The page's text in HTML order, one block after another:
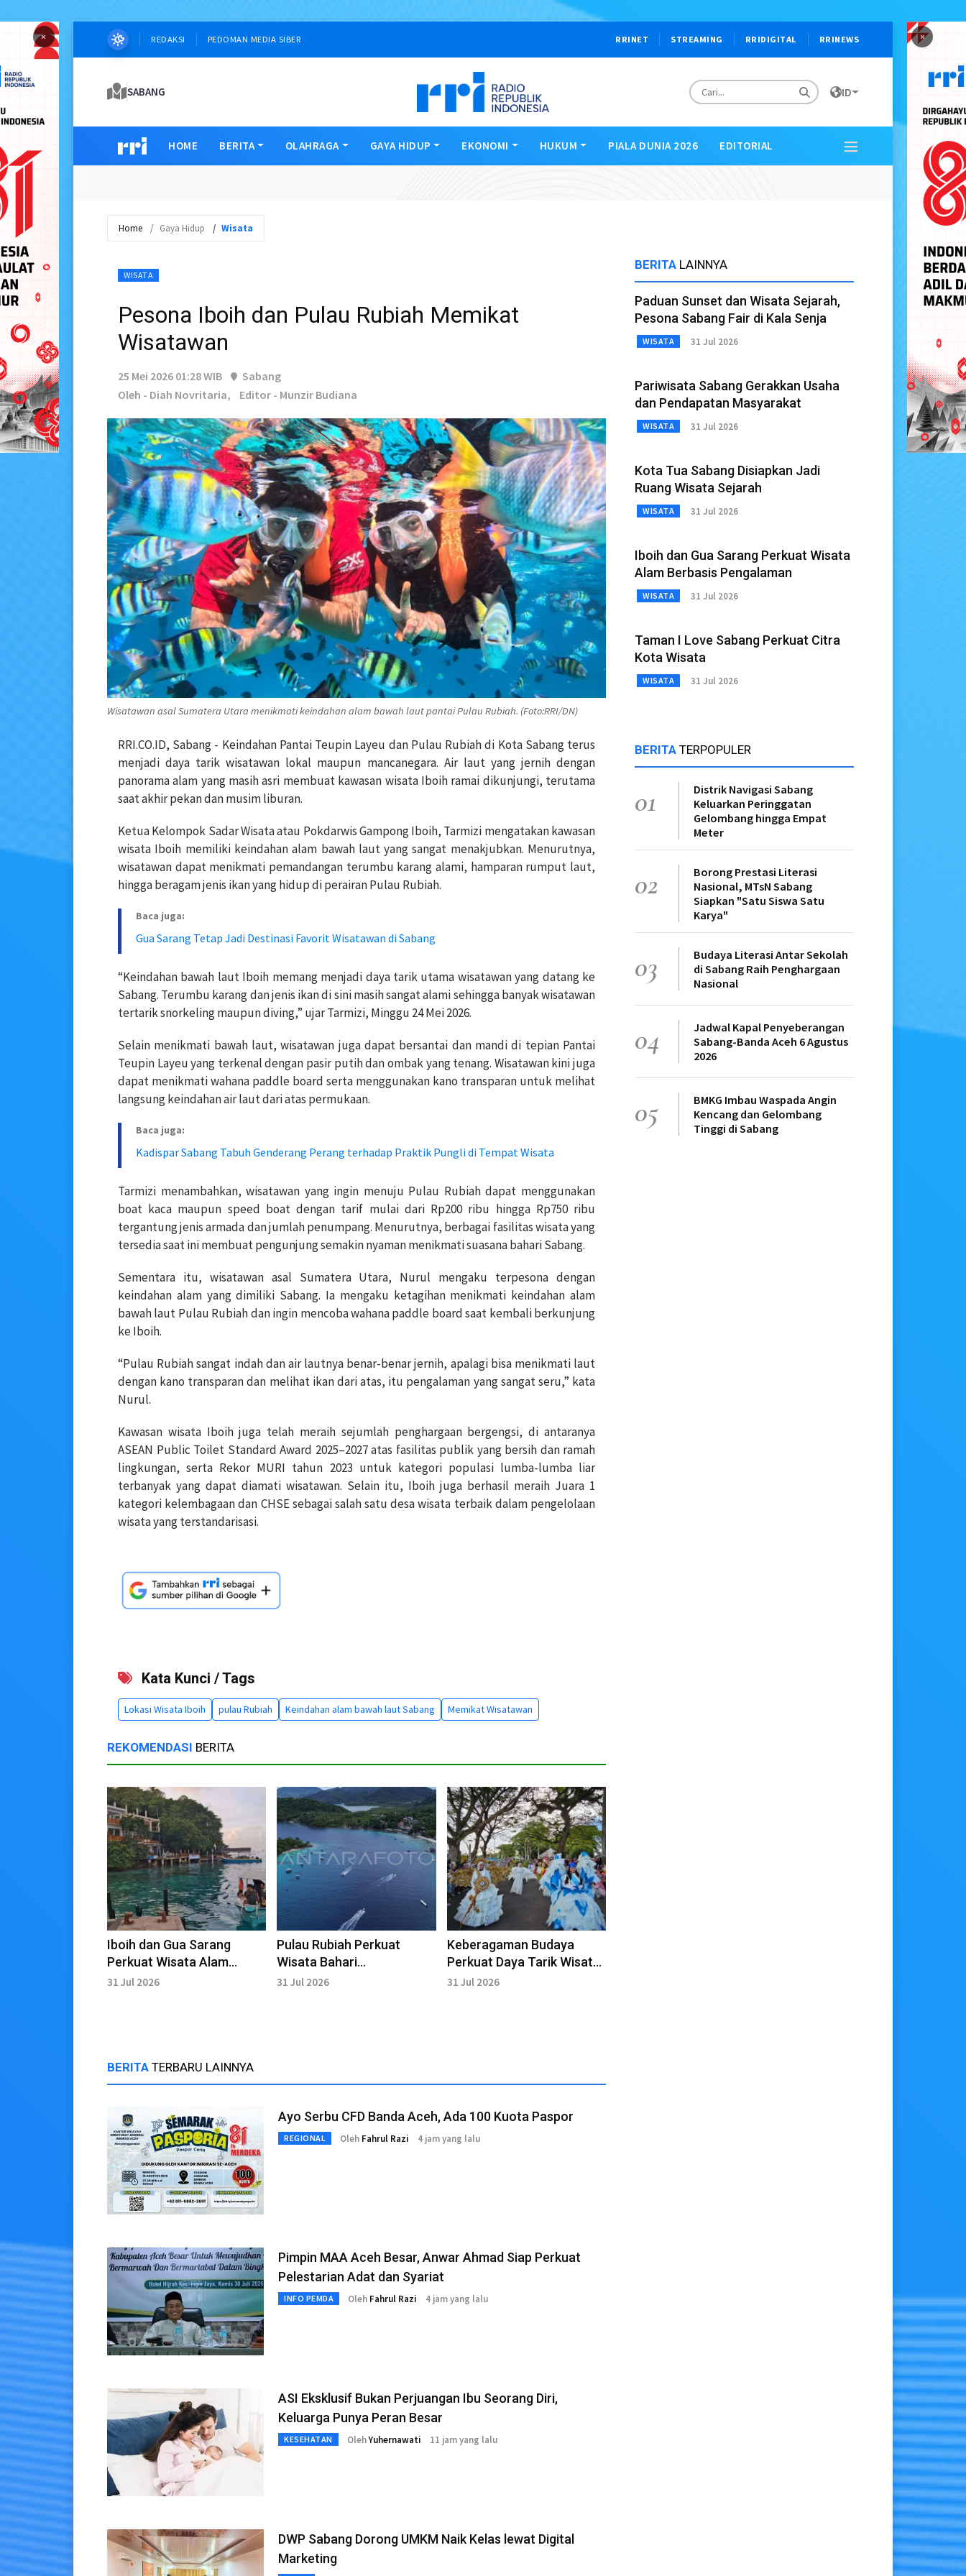
× ×
REDAKSI PEDOMAN MEDIA SIBER RRINET STREAMING RRIDIGITAL RRINEWS
SABANG ID
HOME BERITA OLAHRAGA GAYA HIDUP EKONOMI HUKUM PIALA DUNIA 2026 EDITORIAL
Home Gaya Hidup Wisata
WISATA
Pesona Iboih dan Pulau Rubiah Memikat
Wisatawan
25 Mei 2026 01:28 WIB
Sabang
Oleh - Diah Novritaria,
Editor - Munzir Budiana
Wisatawan asal Sumatera Utara menikmati keindahan alam bawah laut pantai Pulau Rubiah. (Foto:RRI/DN)
RRI.CO.ID, Sabang - Keindahan Pantai Teupin Layeu dan Pulau Rubiah di Kota Sabang terus
menjadi daya tarik wisatawan lokal maupun mancanegara. Air laut yang jernih dengan
panorama alam yang masih asri membuat kawasan wisata Iboih ramai dikunjungi, terutama
saat akhir pekan dan musim liburan.
Ketua Kelompok Sadar Wisata atau Pokdarwis Gampong Iboih, Tarmizi mengatakan kawasan
wisata Iboih memiliki keindahan alam bawah laut yang sangat menakjubkan. Menurutnya,
wisatawan dapat menikmati pemandangan terumbu karang alami, hamparan rumput laut,
hingga beragam jenis ikan yang hidup di perairan Pulau Rubiah.
Baca juga:
Gua Sarang Tetap Jadi Destinasi Favorit Wisatawan di Sabang
“Keindahan bawah laut Iboih memang menjadi daya tarik utama wisatawan yang datang ke
Sabang. Terumbu karang dan jenis ikan di sini masih sangat alami sehingga banyak wisatawan
tertarik snorkeling maupun diving,” ujar Tarmizi, Minggu 24 Mei 2026.
Selain menikmati bawah laut, wisatawan juga dapat bersantai dan mandi di tepian Pantai
Teupin Layeu yang terkenal dengan pasir putih dan ombak yang tenang. Wisatawan kini juga
dapat menikmati wahana paddle board serta menggunakan kano transparan untuk melihat
langsung keindahan air laut dari atas permukaan.
Baca juga:
Kadispar Sabang Tabuh Genderang Perang terhadap Praktik Pungli di Tempat Wisata
Tarmizi menambahkan, wisatawan yang ingin menuju Pulau Rubiah dapat menggunakan
boat kaca maupun speed boat dengan tarif mulai dari Rp200 ribu hingga Rp750 ribu
tergantung jenis armada dan jumlah penumpang. Menurutnya, berbagai fasilitas wisata yang
tersedia saat ini membuat pengunjung semakin nyaman menikmati suasana bahari Sabang.
Sementara itu, wisatawan asal Sumatera Utara, Nurul mengaku terpesona dengan
keindahan alam yang dimiliki Sabang. Ia mengaku ketagihan menikmati keindahan alam
bawah laut Pulau Rubiah dan ingin mencoba wahana paddle board saat kembali berkunjung
ke Iboih.
“Pulau Rubiah sangat indah dan air lautnya benar-benar jernih, apalagi bisa menikmati laut
dengan kano transparan dan melihat ikan dari atas, itu pengalaman yang sangat seru,” kata
Nurul.
Kawasan wisata Iboih juga telah meraih sejumlah penghargaan bergengsi, di antaranya
ASEAN Public Toilet Standard Award 2025–2027 atas fasilitas publik yang bersih dan ramah
lingkungan, serta Rekor MURI tahun 2023 untuk kategori populasi lumba-lumba liar
terbanyak yang dapat diamati wisatawan. Selain itu, Iboih juga berhasil meraih Juara 1
kategori kelembagaan dan CHSE sebagai salah satu desa wisata terbaik dalam pengelolaan
wisata yang terstandarisasi.
Kata Kunci / Tags
Lokasi Wisata Iboih pulau Rubiah Keindahan alam bawah laut Sabang Memikat Wisatawan
REKOMENDASI BERITA
Iboih dan Gua Sarang
Perkuat Wisata Alam
Berbasis Pengalaman
31 Jul 2026
Pulau Rubiah Perkuat
Wisata Bahari
Berkelanjutan Sabang
31 Jul 2026
Keberagaman Budaya
Perkuat Daya Tarik Wisata
Sabang
31 Jul 2026
BERITA TERBARU LAINNYA
Ayo Serbu CFD Banda Aceh, Ada 100 Kuota Paspor
REGIONAL Oleh Fahrul Razi 4 jam yang lalu
Pimpin MAA Aceh Besar, Anwar Ahmad Siap Perkuat
Pelestarian Adat dan Syariat
INFO PEMDA Oleh Fahrul Razi 4 jam yang lalu
ASI Eksklusif Bukan Perjuangan Ibu Seorang Diri,
Keluarga Punya Peran Besar
KESEHATAN OlehYuhernawati 11 jam yang lalu
DWP Sabang Dorong UMKM Naik Kelas lewat Digital
Marketing
BERITA LAINNYA
Paduan Sunset dan Wisata Sejarah,
Pesona Sabang Fair di Kala Senja
WISATA 31 Jul 2026
Pariwisata Sabang Gerakkan Usaha
dan Pendapatan Masyarakat
WISATA 31 Jul 2026
Kota Tua Sabang Disiapkan Jadi
Ruang Wisata Sejarah
WISATA 31 Jul 2026
Iboih dan Gua Sarang Perkuat Wisata
Alam Berbasis Pengalaman
WISATA 31 Jul 2026
Taman I Love Sabang Perkuat Citra
Kota Wisata
WISATA 31 Jul 2026
BERITA TERPOPULER
01
Distrik Navigasi Sabang
Keluarkan Peringgatan
Gelombang hingga Empat
Meter
02
Borong Prestasi Literasi
Nasional, MTsN Sabang
Siapkan "Satu Siswa Satu
Karya"
03
Budaya Literasi Antar Sekolah
di Sabang Raih Penghargaan
Nasional
04
Jadwal Kapal Penyeberangan
Sabang-Banda Aceh 6 Agustus
2026
05
BMKG Imbau Waspada Angin
Kencang dan Gelombang
Tinggi di Sabang